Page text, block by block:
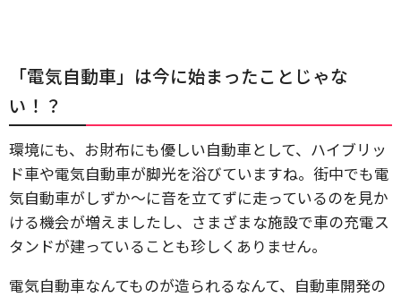
「電気自動車」は今に始まったことじゃな
い！？
環境にも、お財布にも優しい自動車として、ハイブリッ
ド車や電気自動車が脚光を浴びていますね。街中でも電
気自動車がしずか～に音を立てずに走っているのを見か
ける機会が増えましたし、さまざまな施設で車の充電ス
タンドが建っていることも珍しくありません。
電気自動車なんてものが造られるなんて、自動車開発の